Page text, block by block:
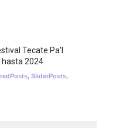
Tecate Pa'l
hasta 2024
, SliderPosts,